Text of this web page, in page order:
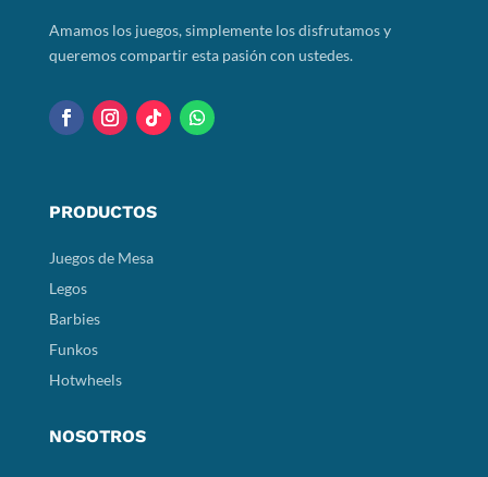
Amamos los juegos, simplemente los disfrutamos y
queremos compartir esta pasión con ustedes.
PRODUCTOS
Juegos de Mesa
Legos
Barbies
Funkos
Hotwheels
NOSOTROS